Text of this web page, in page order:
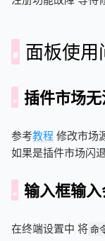
面板使用
插件市场
参考教程 修改市场
如果是插件市场闪
输入框输
在终端设置中 将 命